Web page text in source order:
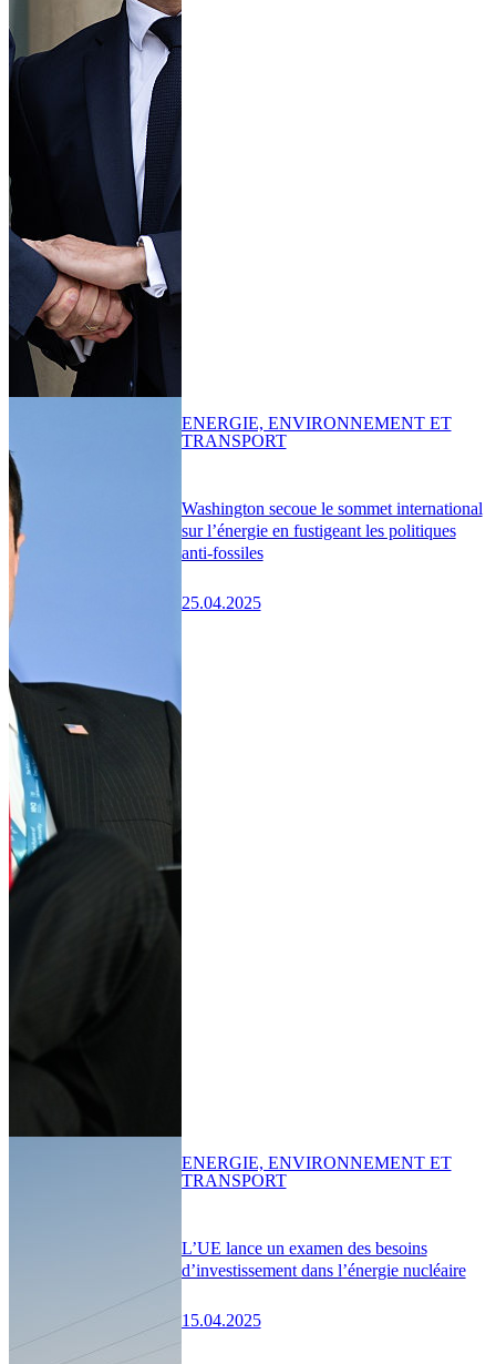
Washington secoue le sommet international
sur l’énergie en fustigeant les politiques
anti-fossiles
25.04.2025
ENERGIE, ENVIRONNEMENT ET
TRANSPORT
L’UE lance un examen des besoins
d’investissement dans l’énergie nucléaire
15.04.2025
ENERGIE, ENVIRONNEMENT ET
TRANSPORT